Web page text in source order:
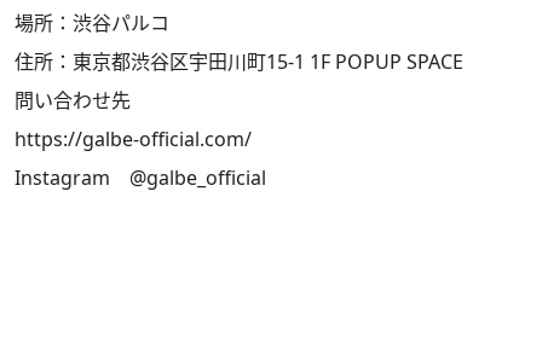
場所：渋谷パルコ
住所：東京都渋谷区宇田川町15-1 1F POPUP SPACE
問い合わせ先
https://galbe-official.com/
Instagram @galbe_official